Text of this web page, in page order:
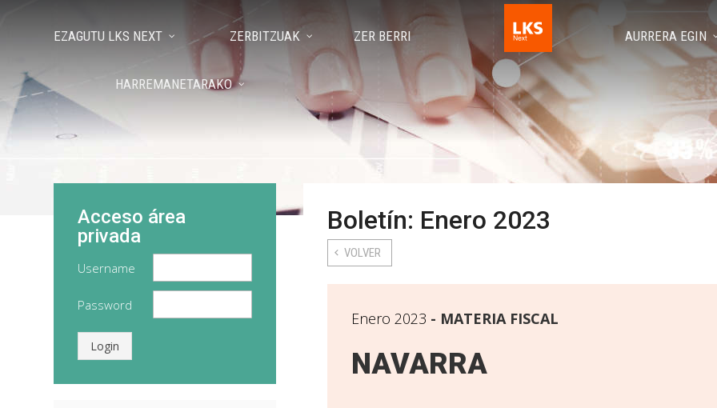
EZAGUTU LKS NEXT ZERBITZUAK ZER BERRI AURRERA EGIN
HARREMANETARAKO
Boletín: Enero 2023
VOLVER
Enero 2023 MATERIA FISCAL
NAVARRA
Acceso área
privada
Username
Password
Login